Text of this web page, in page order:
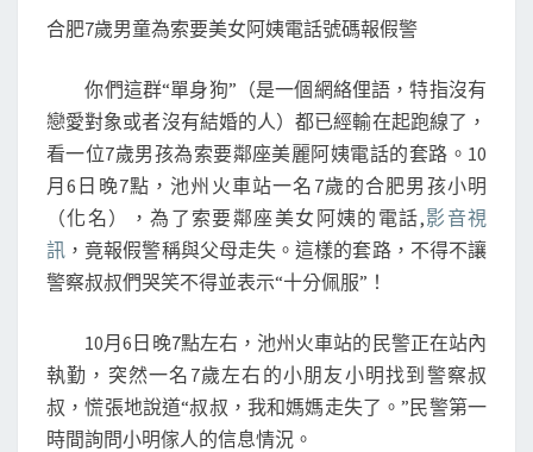
逅
美
女
阿
姨
為
索
電
話
假
警
報
假
合肥7歲男童為索要美女阿姨電話號碼報假警
你們這群“單身狗”（是一個網絡俚語，特指沒有
戀愛對象或者沒有結婚的人）都已經輸在起跑線了，
看一位7歲男孩為索要鄰座美麗阿姨電話的套路。10
月6日晚7點，池州火車站一名7歲的合肥男孩小明
（化名），為了索要鄰座美女阿姨的電話,影音視
訊 ，竟報假警稱與父母走失。這樣的套路，不得不讓
警察叔叔們哭笑不得並表示“十分佩服”！
10月6日晚7點左右，池州火車站的民警正在站內
執勤，突然一名7歲左右的小朋友小明找到警察叔
叔，慌張地說道“叔叔，我和媽媽走失了。”民警第一
時間詢問小明傢人的信息情況。